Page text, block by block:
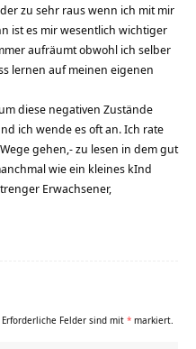
zu sehr raus wenn ich mit mir
ist es mir wesentlich wichtiger
aufräumt obwohl ich selber
lernen auf meinen eigenen
diese negativen Zustände
ich wende es oft an. Ich rate
gehen,- zu lesen in dem gut
wie ein kleines kInd
Erwachsener,
Erforderliche Felder sind mit * markiert.